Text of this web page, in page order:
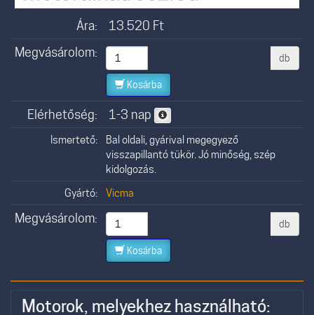
Ára: 13.520 Ft
Megvásárolom:
db
Kosárba
Elérhetőség: 1-3 nap
Ismertető:
Bal oldali, gyárival megegyező
visszapillantó tükör. Jó minőség, szép
kidolgozás.
Gyártó:
Vicma
Megvásárolom: db
Kosárba
Motorok, melyekhez használható: